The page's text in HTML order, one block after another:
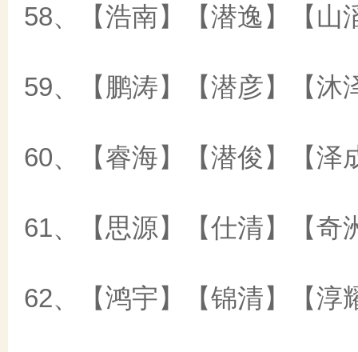
58、【浩南】【潜逸】【山
59、【鹏涛】【潜彦】【沐
60、【睿海】【潜俊】【泽
61、【思源】【仕清】【奇
62、【鸿宇】【锦清】【淳